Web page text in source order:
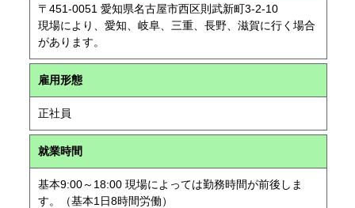
〒451-0051 愛知県名古屋市西区則武新町3-2-10
現場により、愛知、岐阜、三重、長野、滋賀に行く場合
があります。
雇用形態
正社員
就業時間
基本9:00～18:00 現場によっては勤務時間が前後しま
す。（基本1日8時間労働）